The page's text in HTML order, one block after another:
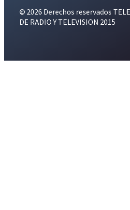
© 2026 Derechos reservados
DE RADIO Y TELEVISION 2015